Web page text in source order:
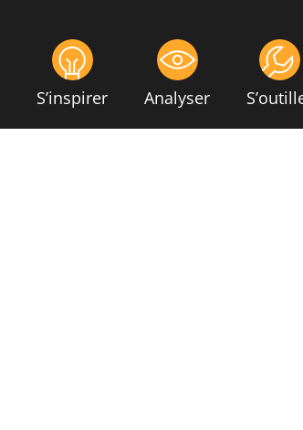
S’inspirer Analyser